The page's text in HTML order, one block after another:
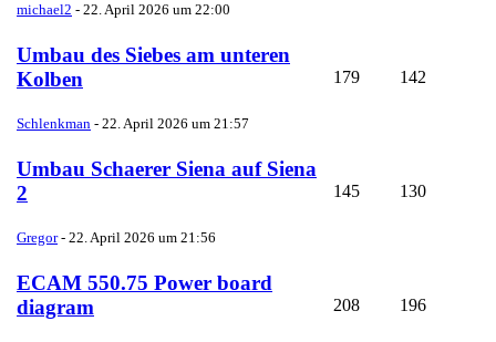
michael2 - 22. April 2026 um 22:00
Umbau des Siebes am unteren
Kolben
Schlenkman - 22. April 2026 um 21:57
179 142
Umbau Schaerer Siena auf Siena
2
Gregor- 22. April 2026 um 21:56
145 130
ECAM 550.75 Power board
diagram
208 196